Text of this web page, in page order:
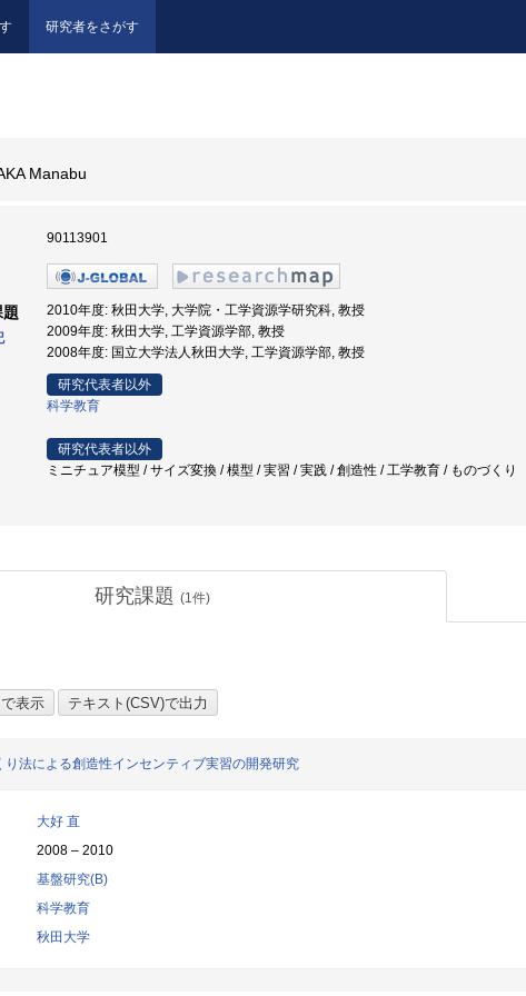
研究者をさがす
Manabu
90113901
2010年度: 秋田大学, 大学院・工学資源学研究科, 教授
2009年度: 秋田大学, 工学資源学部, 教授
2008年度: 国立大学法人秋田大学, 工学資源学部, 教授
研究代表者以外
科学教育
研究代表者以外
ミニチュア模型 / サイズ変換 / 模型 / 実習 / 実践 / 創造性 / 工学教育 / ものづくり
研究課題 (1件)
り法による創造性インセンティブ実習の開発研究
大好 直
2008 – 2010
基盤研究(B)
科学教育
秋田大学